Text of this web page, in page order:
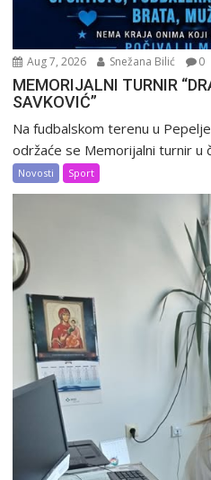
Aug 7, 2026 Snežana Bilić 0
MEMORIJALNI TURNIR
SAVKOVIĆ”
Na fudbalskom terenu u
održaće se Memorijalni turnir u
Novosti Sport